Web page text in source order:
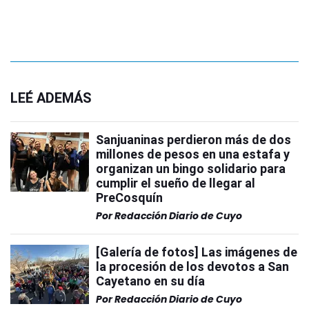
LEÉ ADEMÁS
Sanjuaninas perdieron más de dos
millones de pesos en una estafa y
organizan un bingo solidario para
cumplir el sueño de llegar al
PreCosquín
PorRedacción Diario de Cuyo
[Galería de fotos] Las imágenes de
la procesión de los devotos a San
Cayetano en su día
PorRedacción Diario de Cuyo